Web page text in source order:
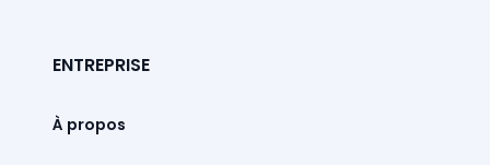
ENTREPRISE
À propos